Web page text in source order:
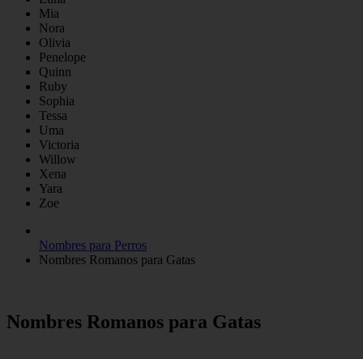
Mia
Nora
Olivia
Penelope
Quinn
Ruby
Sophia
Tessa
Uma
Victoria
Willow
Xena
Yara
Zoe
Nombres para Perros
Nombres Romanos para Gatas
Nombres Romanos para Gatas